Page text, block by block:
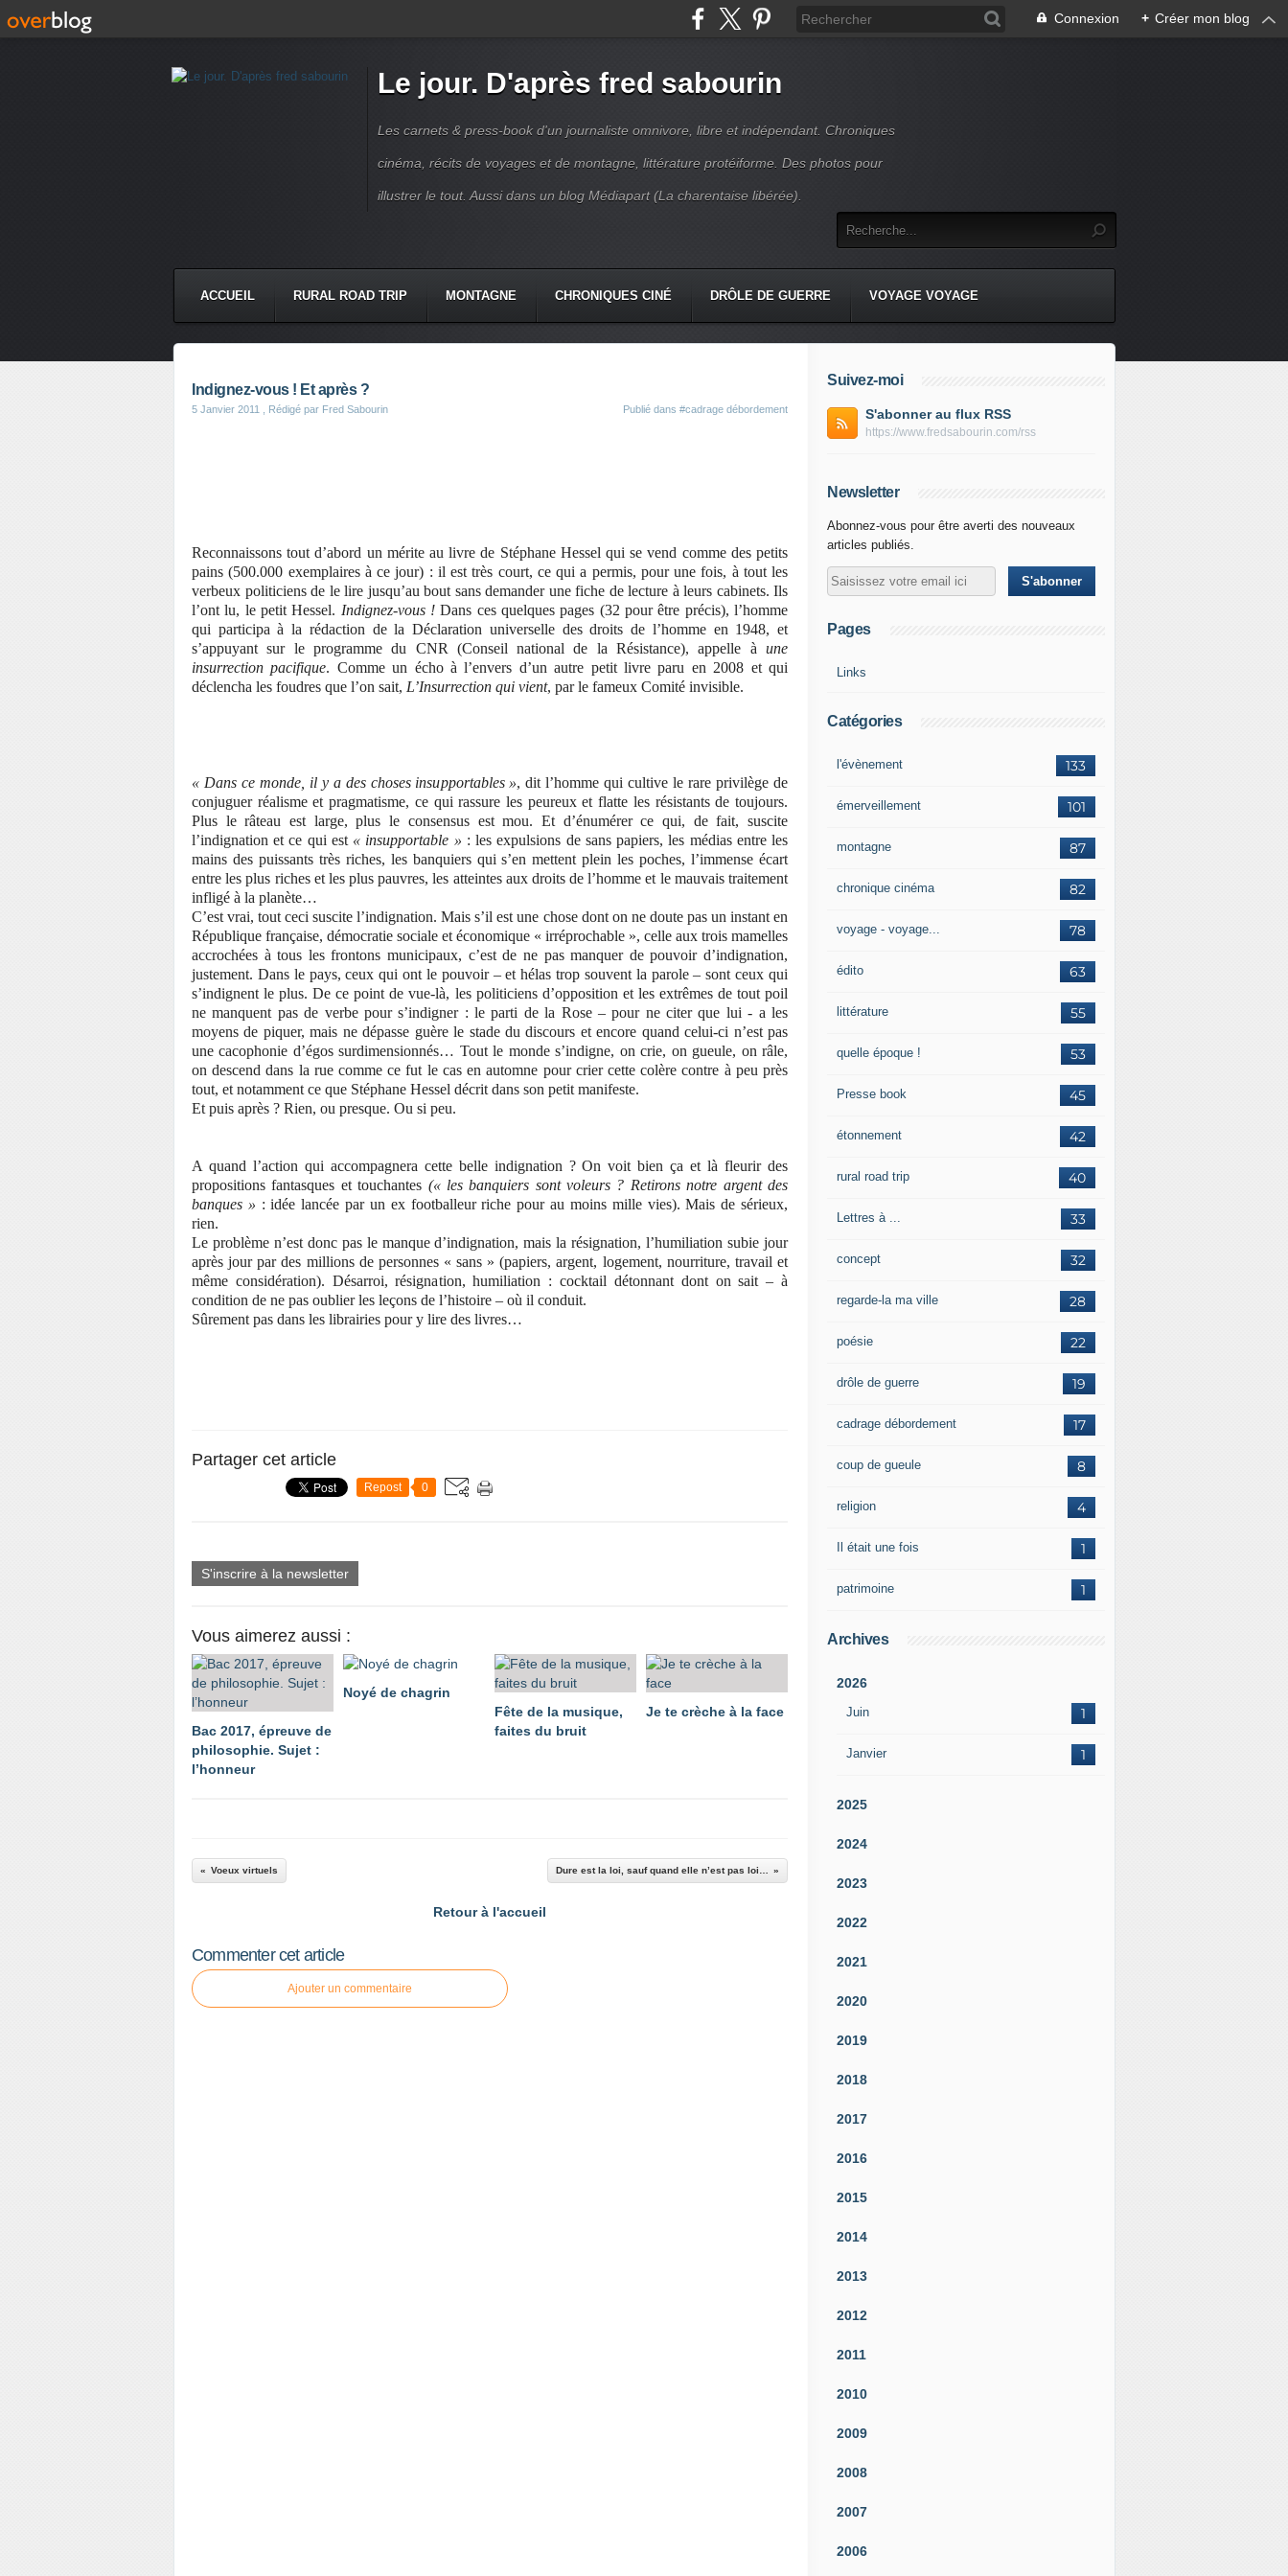
Connexion + Créer mon blog
Le jour. D'après fred sabourin
Les carnets & press-book d'un journaliste omnivore, libre et indépendant. Chroniques
cinéma, récits de voyages et de montagne, littérature protéiforme. Des photos pour
illustrer le tout. Aussi dans un blog Médiapart (La charentaise libérée).
ACCUEIL RURAL ROAD TRIP MONTAGNE CHRONIQUES CINÉ DRÔLE DE GUERRE VOYAGE VOYAGE
Indignez-vous ! Et après ?
5 Janvier 2011 , Rédigé par Fred Sabourin Publié dans #cadrage débordement
Reconnaissons tout d’abord un mérite au livre de Stéphane Hessel qui se vend comme des petits
pains (500.000 exemplaires à ce jour) : il est très court, ce qui a permis, pour une fois, à tout les
verbeux politiciens de le lire jusqu’au bout sans demander une fiche de lecture à leurs cabinets. Ils
l’ont lu, le petit Hessel. Indignez-vous ! Dans ces quelques pages (32 pour être précis), l’homme
qui participa à la rédaction de la Déclaration universelle des droits de l’homme en 1948, et
s’appuyant sur le programme du CNR (Conseil national de la Résistance), appelle à une
insurrection pacifique. Comme un écho à l’envers d’un autre petit livre paru en 2008 et qui
déclencha les foudres que l’on sait, L’Insurrection qui vient, par le fameux Comité invisible.
« Dans ce monde, il y a des choses insupportables », dit l’homme qui cultive le rare privilège de
conjuguer réalisme et pragmatisme, ce qui rassure les peureux et flatte les résistants de toujours.
Plus le râteau est large, plus le consensus est mou. Et d’énumérer ce qui, de fait, suscite
l’indignation et ce qui est « insupportable » : les expulsions de sans papiers, les médias entre les
mains des puissants très riches, les banquiers qui s’en mettent plein les poches, l’immense écart
entre les plus riches et les plus pauvres, les atteintes aux droits de l’homme et le mauvais traitement
infligé à la planète…
C’est vrai, tout ceci suscite l’indignation. Mais s’il est une chose dont on ne doute pas un instant en
République française, démocratie sociale et économique « irréprochable », celle aux trois mamelles
accrochées à tous les frontons municipaux, c’est de ne pas manquer de pouvoir d’indignation,
justement. Dans le pays, ceux qui ont le pouvoir – et hélas trop souvent la parole – sont ceux qui
s’indignent le plus. De ce point de vue-là, les politiciens d’opposition et les extrêmes de tout poil
ne manquent pas de verbe pour s’indigner : le parti de la Rose – pour ne citer que lui - a les
moyens de piquer, mais ne dépasse guère le stade du discours et encore quand celui-ci n’est pas
une cacophonie d’égos surdimensionnés… Tout le monde s’indigne, on crie, on gueule, on râle,
on descend dans la rue comme ce fut le cas en automne pour crier cette colère contre à peu près
tout, et notamment ce que Stéphane Hessel décrit dans son petit manifeste.
Et puis après ? Rien, ou presque. Ou si peu.
A quand l’action qui accompagnera cette belle indignation ? On voit bien ça et là fleurir des
propositions fantasques et touchantes (« les banquiers sont voleurs ? Retirons notre argent des
banques » : idée lancée par un ex footballeur riche pour au moins mille vies). Mais de sérieux,
rien.
Le problème n’est donc pas le manque d’indignation, mais la résignation, l’humiliation subie jour
après jour par des millions de personnes « sans » (papiers, argent, logement, nourriture, travail et
même considération). Désarroi, résignation, humiliation : cocktail détonnant dont on sait – à
condition de ne pas oublier les leçons de l’histoire – où il conduit.
Sûrement pas dans les librairies pour y lire des livres…
Partager cet article
Repost 0
S'inscrire à la newsletter
Vous aimerez aussi :
Bac 2017, épreuve de
philosophie. Sujet :
l’honneur
Noyé de chagrin
Fête de la musique,
faites du bruit
Je te crèche à la face
Voeux virtuels Dure est la loi, sauf quand elle n’est pas loi…
Retour à l'accueil
Commenter cet article
Ajouter un commentaire
Suivez-moi
S'abonner au flux RSS
https://www.fredsabourin.com/rss
Newsletter
Abonnez-vous pour être averti des nouveaux
articles publiés.
Pages
Links
Catégories
133
l'évènement
101
émerveillement
87
montagne
82
chronique cinéma
78
voyage - voyage...
63
édito
55
littérature
53
quelle époque !
45
Presse book
42
étonnement
40
rural road trip
33
Lettres à ...
32
concept
28
regarde-la ma ville
22
poésie
19
drôle de guerre
17
cadrage débordement
8
coup de gueule
4
religion
1
Il était une fois
1
patrimoine
Archives
2026
Juin 1
Janvier 1
2025
2024
2023
2022
2021
2020
2019
2018
2017
2016
2015
2014
2013
2012
2011
2010
2009
2008
2007
2006